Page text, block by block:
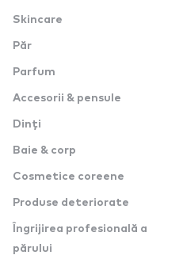
Skincare
Păr
Parfum
Accesorii & pensule
Dinți
Baie & corp
Cosmetice coreene
Produse deteriorate
Îngrijirea profesională a
părului